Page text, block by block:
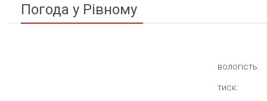
Погода у Рівному
вологість:
тиск: